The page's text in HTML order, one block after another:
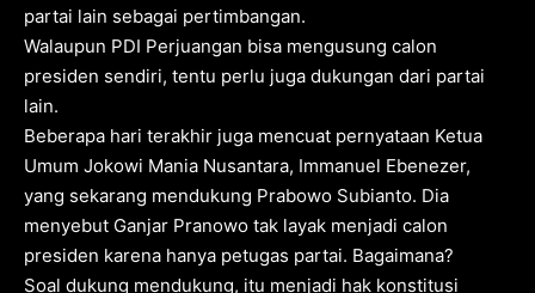
partai lain sebagai pertimbangan.
Walaupun PDI Perjuangan bisa mengusung calon
presiden sendiri, tentu perlu juga dukungan dari partai
lain.
Beberapa hari terakhir juga mencuat pernyataan Ketua
Umum Jokowi Mania Nusantara, Immanuel Ebenezer,
yang sekarang mendukung Prabowo Subianto. Dia
menyebut Ganjar Pranowo tak layak menjadi calon
presiden karena hanya petugas partai. Bagaimana?
Soal dukung mendukung, itu menjadi hak konstitusi